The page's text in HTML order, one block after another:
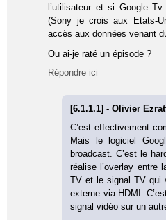
l’utilisateur et si Google
(Sony je crois aux Etats-
accès aux données venant
Ou ai-je raté un épisode ?
Répondre ici
[6.1.1.1] - Olivier
C’est effectivement
Mais le logiciel
broadcast. C’est le
réalise l’overlay entre
TV et le signal TV qui
externe via HDMI.
signal vidéo sur un